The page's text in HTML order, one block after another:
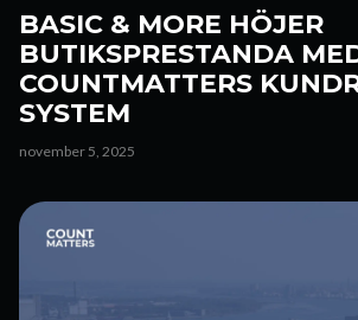
BASIC & MORE HÖJER
BUTIKSPRESTANDA
COUNTMATTERS
SYSTEM
november 5, 2025